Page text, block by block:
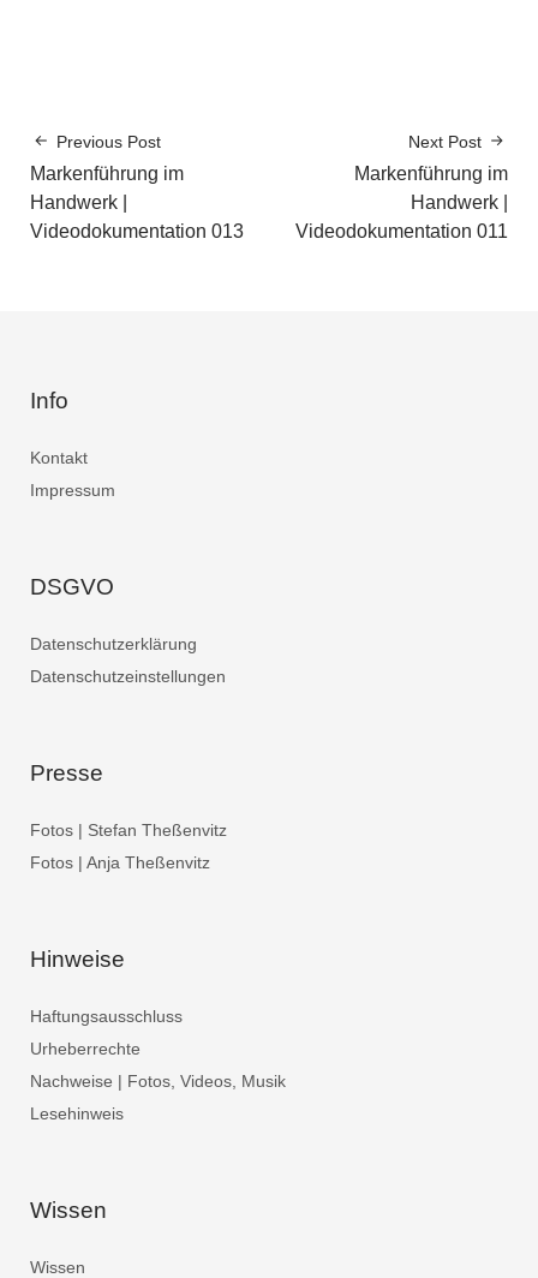
Previous Post
Markenführung im
Handwerk |
Videodokumentation 013
Next Post
Markenführung im
Handwerk |
Videodokumentation 011
Info
Kontakt
Impressum
DSGVO
Datenschutzerklärung
Datenschutzeinstellungen
Presse
Fotos | Stefan Theßenvitz
Fotos | Anja Theßenvitz
Hinweise
Haftungsausschluss
Urheberrechte
Nachweise | Fotos, Videos, Musik
Lesehinweis
Wissen
Wissen